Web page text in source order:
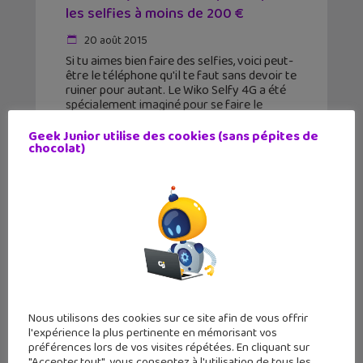
les selfies à moins de 200 €
20 août 2015
Si tu aimes bien faire des selfies, voici peut-
être le téléphone qu'il te faut sans devoir te
ruiner pour autant. Le Wiko Selfy 4G a été
spécialement imaginé pour se faire le
Geek Junior utilise des cookies (sans pépites de
chocolat)
Nous utilisons des cookies sur ce site afin de vous offrir
l'expérience la plus pertinente en mémorisant vos
préférences lors de vos visites répétées. En cliquant sur